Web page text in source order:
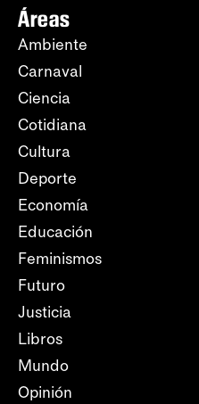
Áreas
Ambiente
Carnaval
Ciencia
Cotidiana
Cultura
Deporte
Economía
Educación
Feminismos
Futuro
Justicia
Libros
Mundo
Opinión